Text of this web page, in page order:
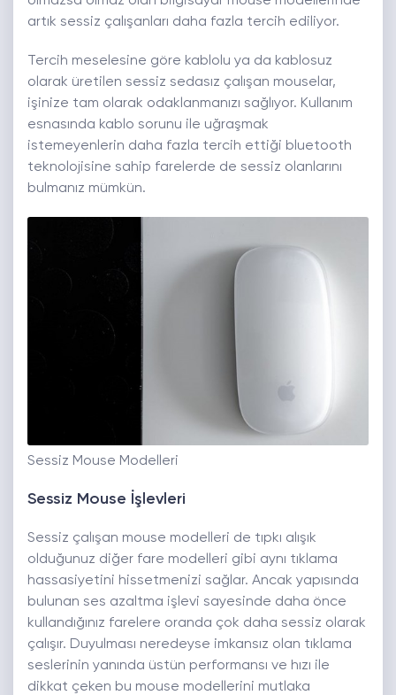
artık sessiz çalışanları daha fazla tercih ediliyor.
Tercih meselesine göre kablolu ya da kablosuz
olarak üretilen sessiz sedasız çalışan mouselar,
işinize tam olarak odaklanmanızı sağlıyor. Kullanım
esnasında kablo sorunu ile uğraşmak
istemeyenlerin daha fazla tercih ettiği bluetooth
teknolojisine sahip farelerde de sessiz olanlarını
bulmanız mümkün.
Sessiz Mouse Modelleri
Sessiz Mouse İşlevleri
Sessiz çalışan mouse modelleri de tıpkı alışık
olduğunuz diğer fare modelleri gibi aynı tıklama
hassasiyetini hissetmenizi sağlar. Ancak yapısında
bulunan ses azaltma işlevi sayesinde daha önce
kullandığınız farelere oranda çok daha sessiz olarak
çalışır. Duyulması neredeyse imkansız olan tıklama
seslerinin yanında üstün performansı ve hızı ile
dikkat çeken bu mouse modellerini mutlaka